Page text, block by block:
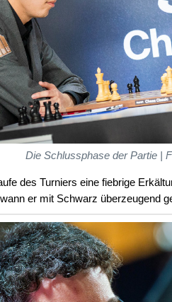
Die Schlussphase der Partie |
des Turniers eine fiebrige
er mit Schwarz überzeugend